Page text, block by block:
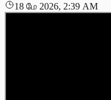
18 மே 2026, 2:39 AM